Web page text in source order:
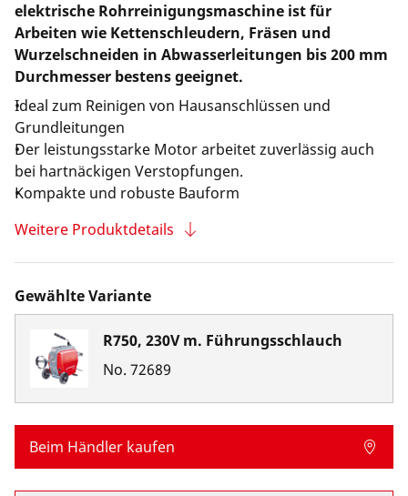
elektrische Rohrreinigungsmaschine ist für
Arbeiten wie Kettenschleudern, Fräsen und
Wurzelschneiden in Abwasserleitungen bis 200 mm
Durchmesser bestens geeignet.
Ideal zum Reinigen von Hausanschlüssen und
Grundleitungen
Der leistungsstarke Motor arbeitet zuverlässig auch
bei hartnäckigen Verstopfungen.
Kompakte und robuste Bauform
Weitere Produktdetails
Gewählte Variante
R750, 230V m. Führungsschlauch
No. 72689
Beim Händler kaufen